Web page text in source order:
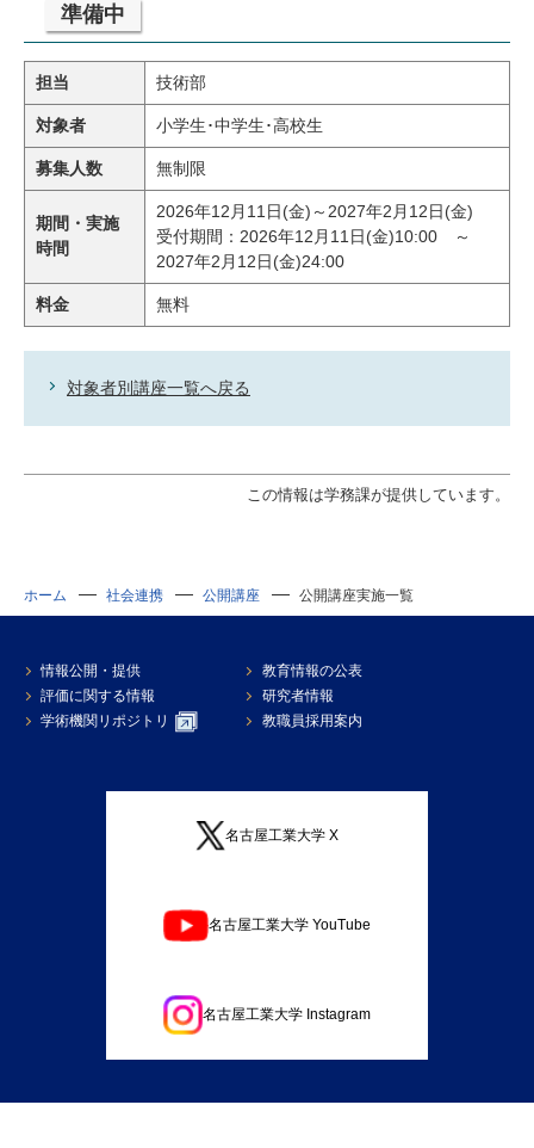
準備中
担当 技術部
対象者 小学生･中学生･高校生
募集人数 無制限
期間・実施
時間
2026年12月11日(金)～2027年2月12日(金)
受付期間：2026年12月11日(金)10:00 ～
2027年2月12日(金)24:00
料金 無料
対象者別講座一覧へ戻る
この情報は学務課が提供しています。
ホーム 社会連携 公開講座 公開講座実施一覧
情報公開・提供
教育情報の公表
評価に関する情報
研究者情報
学術機関リポジトリ
教職員採用案内
名古屋工業大学 X
名古屋工業大学 YouTube
名古屋工業大学 Instagram